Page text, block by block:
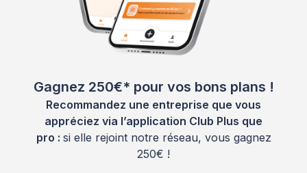
Gagnez 250€* pour vos bons plans !
Recommandez une entreprise que vous
appréciez via l’application Club Plus que
pro : si elle rejoint notre réseau, vous gagnez
250€ !